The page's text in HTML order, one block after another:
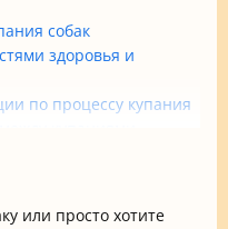
собак
здоровья и
по процессу купания
или просто хотите